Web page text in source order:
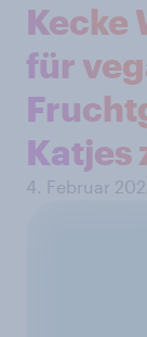
Kecke
für
Katjes
4. Februar